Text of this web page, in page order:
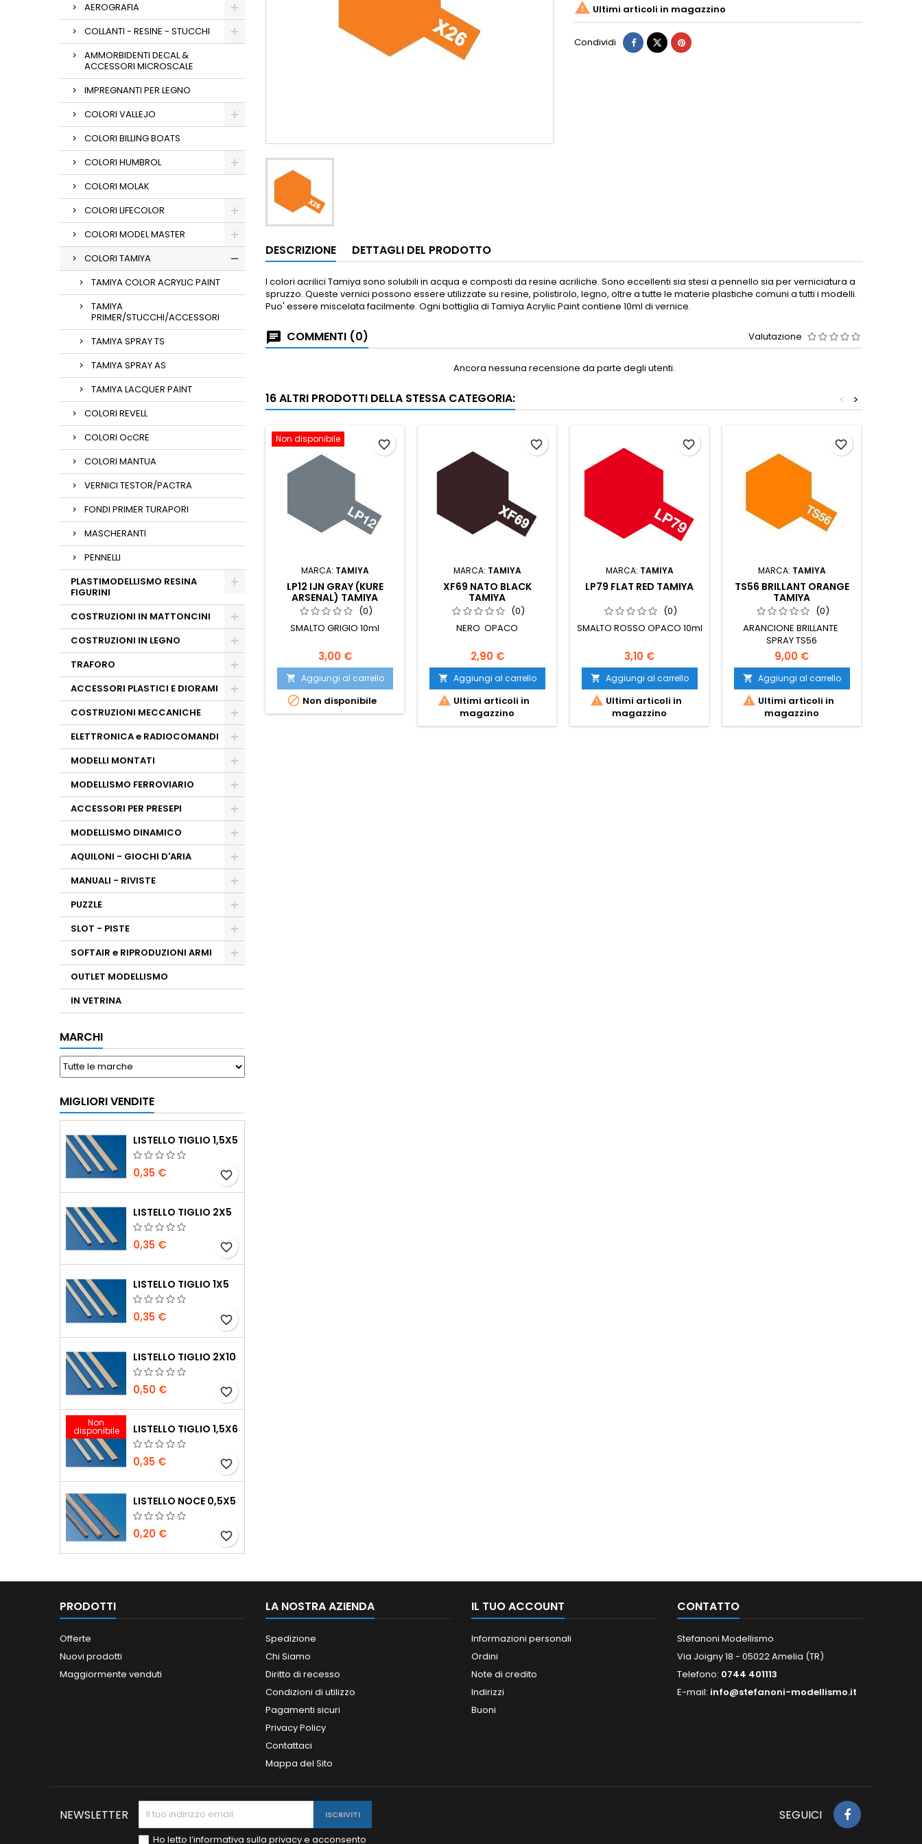
AEROGRAFIA
COLLANTI - RESINE - STUCCHI
AMMORBIDENTI DECAL &
ACCESSORI MICROSCALE
IMPREGNANTI PER LEGNO
COLORI VALLEJO
COLORI BILLING BOATS
COLORI HUMBROL
COLORI MOLAK
COLORI LIFECOLOR
COLORI MODEL MASTER
COLORI TAMIYA
TAMIYA COLOR ACRYLIC PAINT
TAMIYA
PRIMER/STUCCHI/ACCESSORI
TAMIYA SPRAY TS
TAMIYA SPRAY AS
TAMIYA LACQUER PAINT
COLORI REVELL
COLORI OcCRE
COLORI MANTUA
VERNICI TESTOR/PACTRA
FONDI PRIMER TURAPORI
MASCHERANTI
PENNELLI
PLASTIMODELLISMO RESINA
FIGURINI
COSTRUZIONI IN MATTONCINI
COSTRUZIONI IN LEGNO
TRAFORO
ACCESSORI PLASTICI E DIORAMI
COSTRUZIONI MECCANICHE
ELETTRONICA e RADIOCOMANDI
MODELLI MONTATI
MODELLISMO FERROVIARIO
ACCESSORI PER PRESEPI
MODELLISMO DINAMICO
AQUILONI - GIOCHI D'ARIA
MANUALI - RIVISTE
PUZZLE
SLOT - PISTE
SOFTAIR e RIPRODUZIONI ARMI
OUTLET MODELLISMO
IN VETRINA
MARCHI
MIGLIORI VENDITE
LISTELLO TIGLIO 1,5X5
0,35 € favorite_border
LISTELLO TIGLIO 2X5
0,35 € favorite_border
LISTELLO TIGLIO 1X5
0,35 € favorite_border
LISTELLO TIGLIO 2X10
0,50 € favorite_border
Non
disponibile LISTELLO TIGLIO 1,5X6
0,35 € favorite_border
LISTELLO NOCE 0,5X5
0,20 € favorite_border
 Ultimi articoli in magazzino
Condividi
DESCRIZIONE DETTAGLI DEL PRODOTTO
I colori acrilici Tamiya sono solubili in acqua e composti da resine acriliche. Sono eccellenti sia stesi a pennello sia per verniciatura a
spruzzo. Queste vernici possono essere utilizzate su resine, polistirolo, legno, oltre a tutte le materie plastiche comuni a tutti i modelli.
Puo' essere miscelata facilmente. Ogni bottiglia di Tamiya Acrylic Paint contiene 10ml di vernice.
COMMENTI (0) Valutazione
Ancora nessuna recensione da parte degli utenti.
16 ALTRI PRODOTTI DELLA STESSA CATEGORIA: >
<
Non disponibile
MARCA: TAMIYA
LP12 IJN GRAY (KURE
ARSENAL) TAMIYA
(0)
SMALTO GRIGIO 10ml
3,00 €
 Aggiungi al carrello
 Non disponibile
favorite_border
MARCA: TAMIYA
XF69 NATO BLACK
TAMIYA
(0)
NERO OPACO
2,90 €
 Aggiungi al carrello
 Ultimi articoli in
magazzino
favorite_border
MARCA: TAMIYA
LP79 FLAT RED TAMIYA
(0)
SMALTO ROSSO OPACO 10ml
3,10 €
 Aggiungi al carrello
 Ultimi articoli in
magazzino
favorite_border
MARCA: TAMIYA
TS56 BRILLANT ORANGE
TAMIYA
(0)
ARANCIONE BRILLANTE
SPRAY TS56
9,00 €
 Aggiungi al carrello
 Ultimi articoli in
magazzino
favorite_border
PRODOTTI
Offerte
Nuovi prodotti
Maggiormente venduti
LA NOSTRA AZIENDA
Spedizione
Chi Siamo
Diritto di recesso
Condizioni di utilizzo
Pagamenti sicuri
Privacy Policy
Contattaci
Mappa del Sito
IL TUO ACCOUNT
Informazioni personali
Ordini
Note di credito
Indirizzi
Buoni
CONTATTO
Stefanoni Modellismo
Via Joigny 18 - 05022 Amelia (TR)
Telefono: 0744 401113
E-mail: info@stefanoni-modellismo.it
NEWSLETTER
Ho letto l’informativa sulla privacy e acconsento
SEGUICI